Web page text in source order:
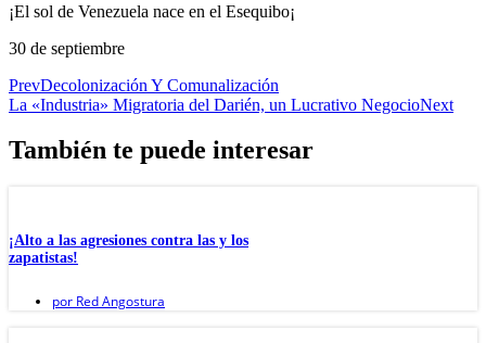
¡El sol de Venezuela nace en el Esequibo¡
30 de septiembre
PrevDecolonización Y Comunalización
La «Industria» Migratoria del Darién, un Lucrativo NegocioNext
También te puede interesar
¡Alto a las agresiones contra las y los
zapatistas!
por Red Angostura